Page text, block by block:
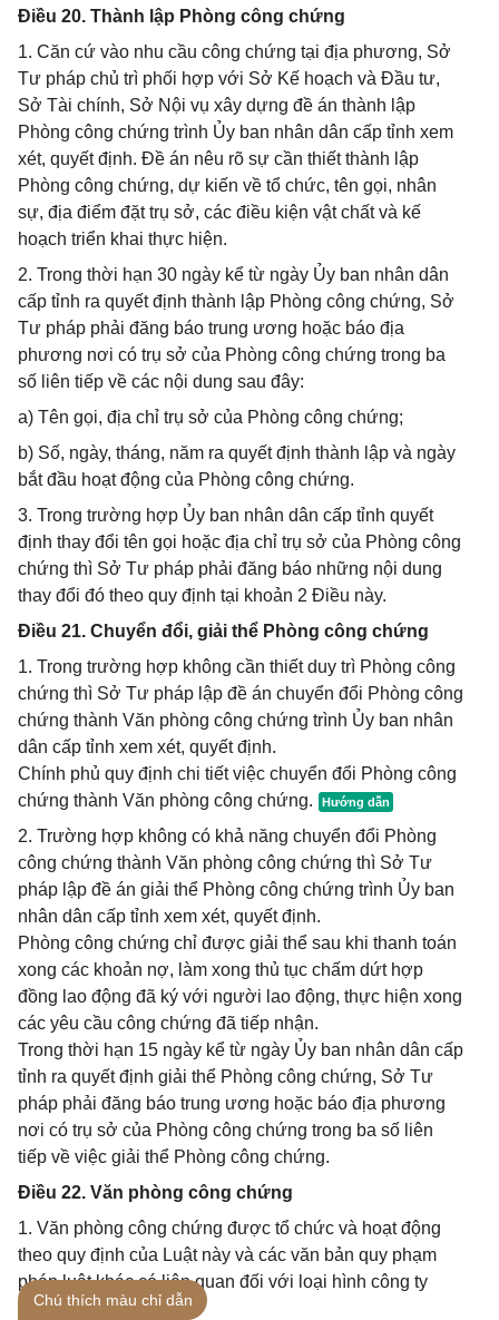
Điều 20. Thành lập Phòng công chứng
1. Căn cứ vào nhu cầu công chứng tại địa phương, Sở
Tư pháp chủ trì phối hợp với Sở Kế hoạch và Đầu tư,
Sở Tài chính, Sở Nội vụ xây dựng đề án thành lập
Phòng công chứng trình Ủy ban nhân dân cấp tỉnh xem
xét, quyết định. Đề án nêu rõ sự cần thiết thành lập
Phòng công chứng, dự kiến về tổ chức, tên gọi, nhân
sự, địa điểm đặt trụ sở, các điều kiện vật chất và kế
hoạch triển khai thực hiện.
2. Trong thời hạn 30 ngày kể từ ngày Ủy ban nhân dân
cấp tỉnh ra quyết định thành lập Phòng công chứng, Sở
Tư pháp phải đăng báo trung ương hoặc báo địa
phương nơi có trụ sở của Phòng công chứng trong ba
số liên tiếp về các nội dung sau đây:
a) Tên gọi, địa chỉ trụ sở của Phòng công chứng;
b) Số, ngày, tháng, năm ra quyết định thành lập và ngày
bắt đầu hoạt động của Phòng công chứng.
3. Trong trường hợp Ủy ban nhân dân cấp tỉnh quyết
định thay đổi tên gọi hoặc địa chỉ trụ sở của Phòng công
chứng thì Sở Tư pháp phải đăng báo những nội dung
thay đổi đó theo quy định tại khoản 2 Điều này.
Điều 21. Chuyển đổi, giải thể Phòng công chứng
1. Trong trường hợp không cần thiết duy trì Phòng công
chứng thì Sở Tư pháp lập đề án chuyển đổi Phòng công
chứng thành Văn phòng công chứng trình Ủy ban nhân
dân cấp tỉnh xem xét, quyết định.
Chính phủ quy định chi tiết việc chuyển đổi Phòng công
chứng thành Văn phòng công chứng.
2. Trường hợp không có khả năng chuyển đổi Phòng
công chứng thành Văn phòng công chứng thì Sở Tư
pháp lập đề án giải thể Phòng công chứng trình Ủy ban
nhân dân cấp tỉnh xem xét, quyết định.
Phòng công chứng chỉ được giải thể sau khi thanh toán
xong các khoản nợ, làm xong thủ tục chấm dứt hợp
đồng lao động đã ký với người lao động, thực hiện xong
các yêu cầu công chứng đã tiếp nhận.
Trong thời hạn 15 ngày kể từ ngày Ủy ban nhân dân cấp
tỉnh ra quyết định giải thể Phòng công chứng, Sở Tư
pháp phải đăng báo trung ương hoặc báo địa phương
nơi có trụ sở của Phòng công chứng trong ba số liên
tiếp về việc giải thể Phòng công chứng.
Điều 22. Văn phòng công chứng
1. Văn phòng công chứng được tổ chức và hoạt động
theo quy định của Luật này và các văn bản quy phạm
pháp luật khác có liên quan đối với loại hình công ty
hợp danh.
Chú thích màu chỉ dẫn